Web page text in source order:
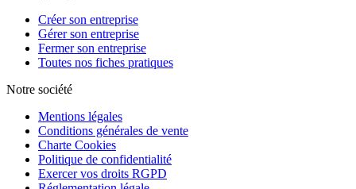
Créer son entreprise
Gérer son entreprise
Fermer son entreprise
Toutes nos fiches pratiques
Notre société
Mentions légales
Conditions générales de vente
Charte Cookies
Politique de confidentialité
Exercer vos droits RGPD